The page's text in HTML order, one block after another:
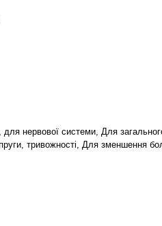
для нервової системи, Для
тривожності, Для зменшення